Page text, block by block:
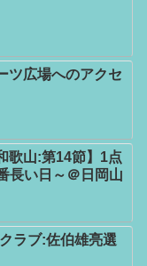
ツ広場へのアクセ
歌山:第14節】1点
長い日～＠日岡山
ラブ:佐伯雄亮選